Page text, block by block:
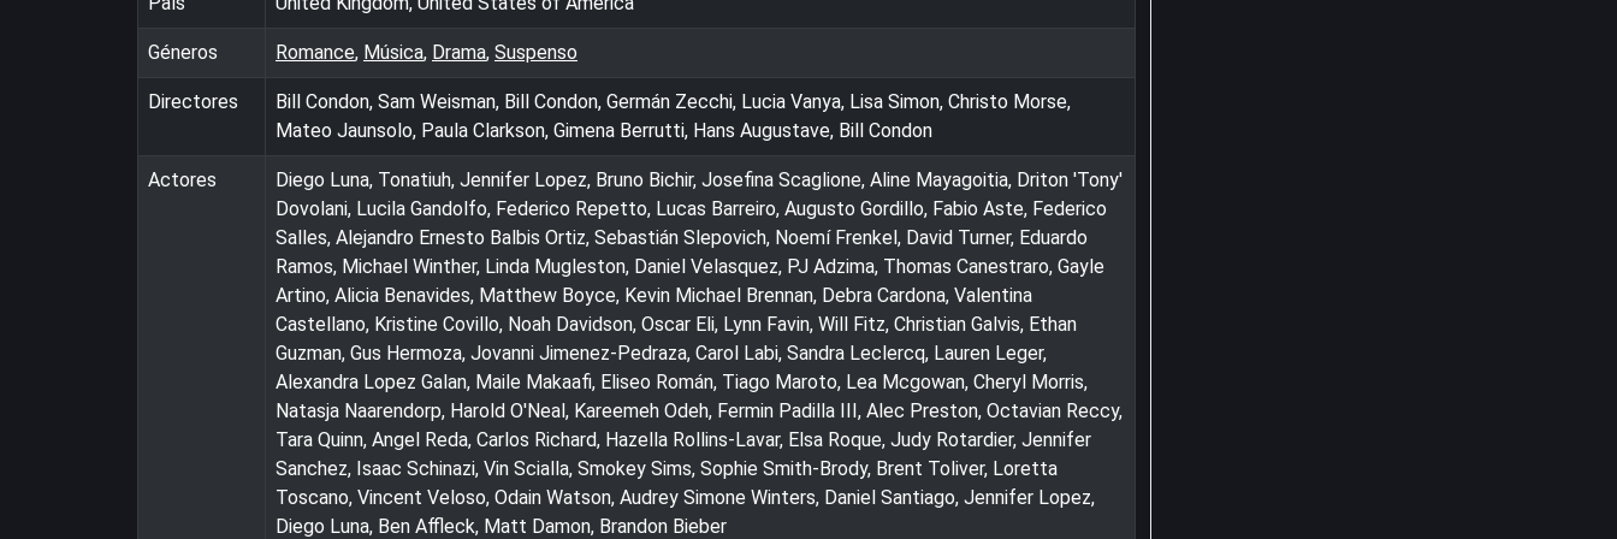
Géneros Romance, Música, Drama, Suspenso
Directores
Bill Condon, Sam Weisman, Bill Condon, Germán Zecchi, Lucia Vanya, Lisa Simon, Christo Morse,
Mateo Jaunsolo, Paula Clarkson, Gimena Berrutti, Hans Augustave, Bill Condon
Actores
Diego Luna, Tonatiuh, Jennifer Lopez, Bruno Bichir, Josefina Scaglione, Aline Mayagoitia, Driton 'Tony'
Dovolani, Lucila Gandolfo, Federico Repetto, Lucas Barreiro, Augusto Gordillo, Fabio Aste, Federico
Salles, Alejandro Ernesto Balbis Ortiz, Sebastián Slepovich, Noemí Frenkel, David Turner, Eduardo
Ramos, Michael Winther, Linda Mugleston, Daniel Velasquez, PJ Adzima, Thomas Canestraro, Gayle
Artino, Alicia Benavides, Matthew Boyce, Kevin Michael Brennan, Debra Cardona, Valentina
Castellano, Kristine Covillo, Noah Davidson, Oscar Eli, Lynn Favin, Will Fitz, Christian Galvis, Ethan
Guzman, Gus Hermoza, Jovanni Jimenez-Pedraza, Carol Labi, Sandra Leclercq, Lauren Leger,
Alexandra Lopez Galan, Maile Makaafi, Eliseo Román, Tiago Maroto, Lea Mcgowan, Cheryl Morris,
Natasja Naarendorp, Harold O'Neal, Kareemeh Odeh, Fermin Padilla III, Alec Preston, Octavian Reccy,
Tara Quinn, Angel Reda, Carlos Richard, Hazella Rollins-Lavar, Elsa Roque, Judy Rotardier, Jennifer
Sanchez, Isaac Schinazi, Vin Scialla, Smokey Sims, Sophie Smith-Brody, Brent Toliver, Loretta
Toscano, Vincent Veloso, Odain Watson, Audrey Simone Winters, Daniel Santiago, Jennifer Lopez,
Diego Luna, Ben Affleck, Matt Damon, Brandon Bieber